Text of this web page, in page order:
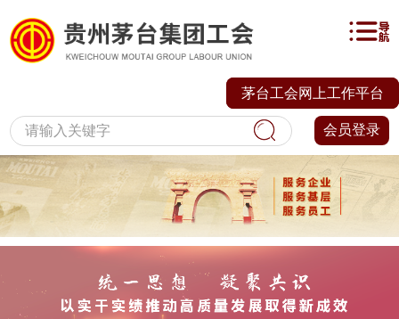
茅台工会网上工作平台
会员登录